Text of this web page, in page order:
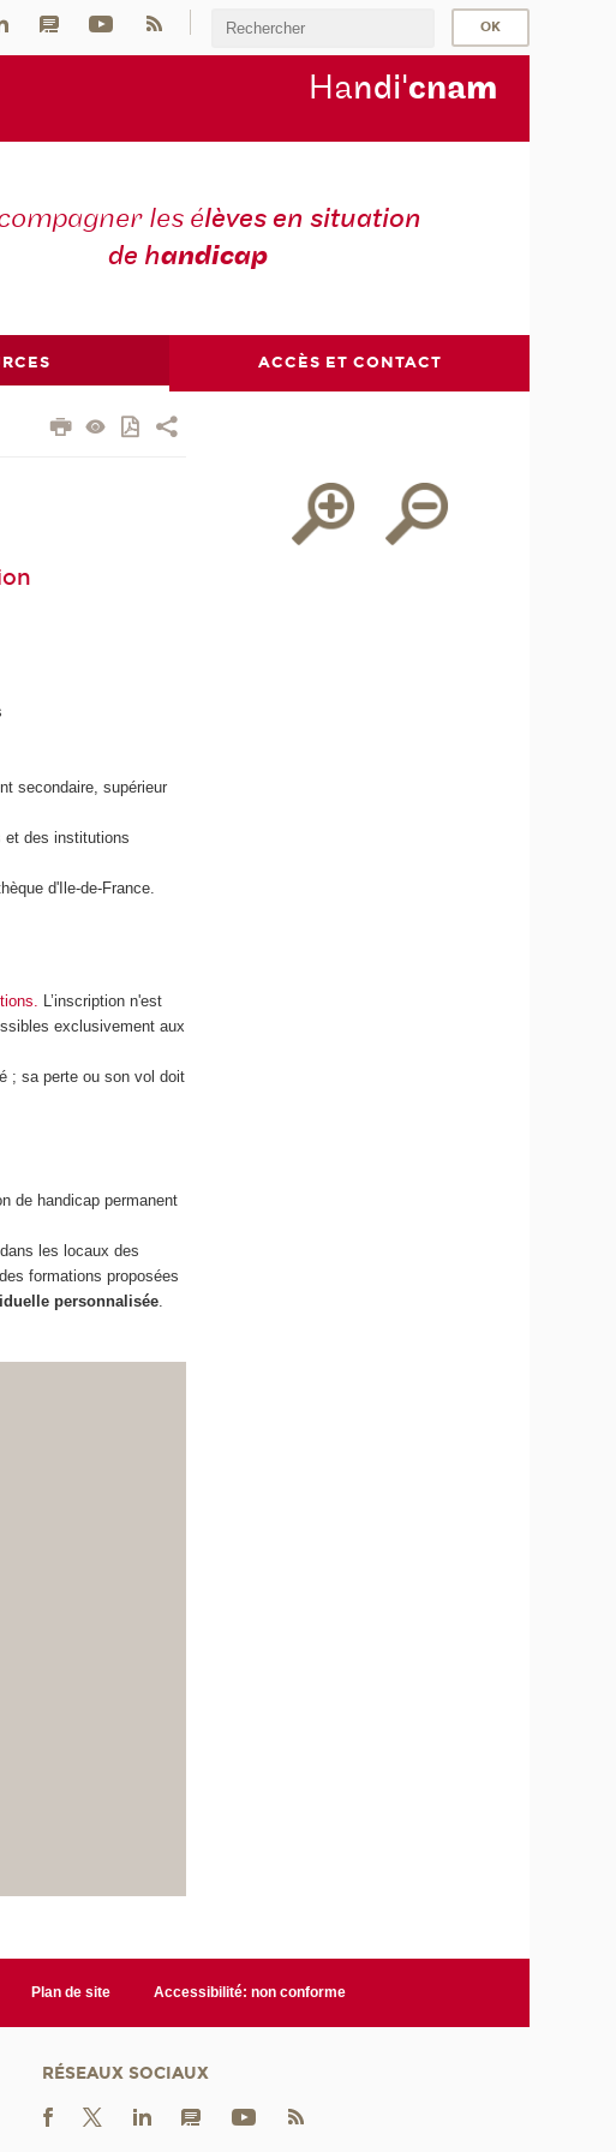
Handi'cnam
les élèves en situation
de handicap
ACCÈS ET CONTACT
secondaire, supérieur
et des institutions
d'Ile-de-France.
L’inscription n'est
exclusivement aux
; sa perte ou son vol doit
de handicap permanent
dans les locaux des
formations proposées
personnalisée
Plan de site Accessibilité: non conforme
RÉSEAUX SOCIAUX